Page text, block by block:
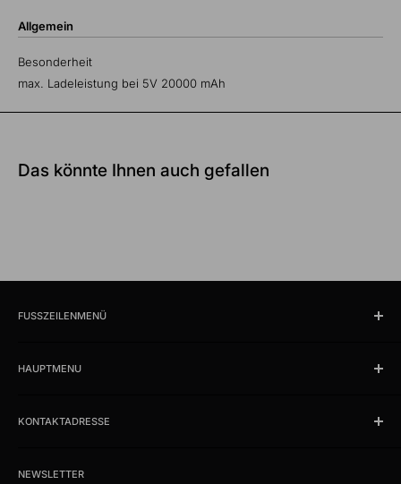
Allgemein
Besonderheit
max. Ladeleistung bei 5V 20000 mAh
Das könnte Ihnen auch gefallen
FUSSZEILENMENÜ
Öffnungszeiten und Lokalität
AGB
Versandkosten
HAUPTMENU
News
Musterkataloge
KONTAKTADRESSE
Das Kabelportal. Persönlich. Kompetent. Seit 1997.
NEWSLETTER